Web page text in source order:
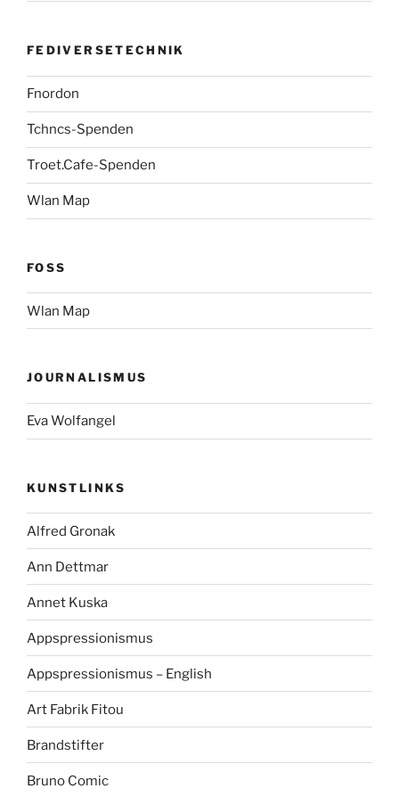
FEDIVERSETECHNIK
Fnordon
Tchncs-Spenden
Troet.Cafe-Spenden
Wlan Map
FOSS
Wlan Map
JOURNALISMUS
Eva Wolfangel
KUNSTLINKS
Alfred Gronak
Ann Dettmar
Annet Kuska
Appspressionismus
Appspressionismus – English
Art Fabrik Fitou
Brandstifter
Bruno Comic